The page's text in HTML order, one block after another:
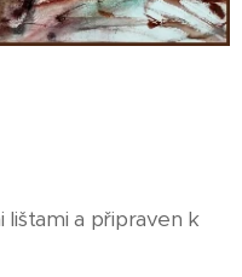
a připraven k